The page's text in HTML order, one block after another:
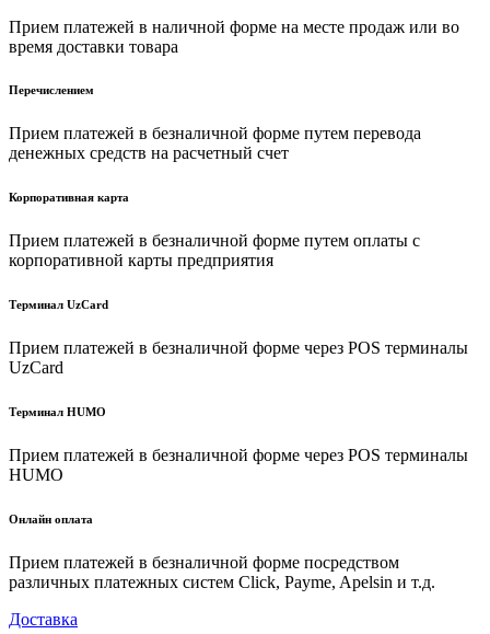
Прием платежей в наличной форме на месте продаж или во
время доставки товара
Перечислением
Прием платежей в безналичной форме путем перевода
денежных средств на расчетный счет
Корпоративная карта
Прием платежей в безналичной форме путем оплаты с
корпоративной карты предприятия
Терминал UzCard
Прием платежей в безналичной форме через POS терминалы
UzCard
Терминал HUMO
Прием платежей в безналичной форме через POS терминалы
HUMO
Онлайн оплата
Прием платежей в безналичной форме посредством
различных платежных систем Click, Payme, Apelsin и т.д.
Доставка